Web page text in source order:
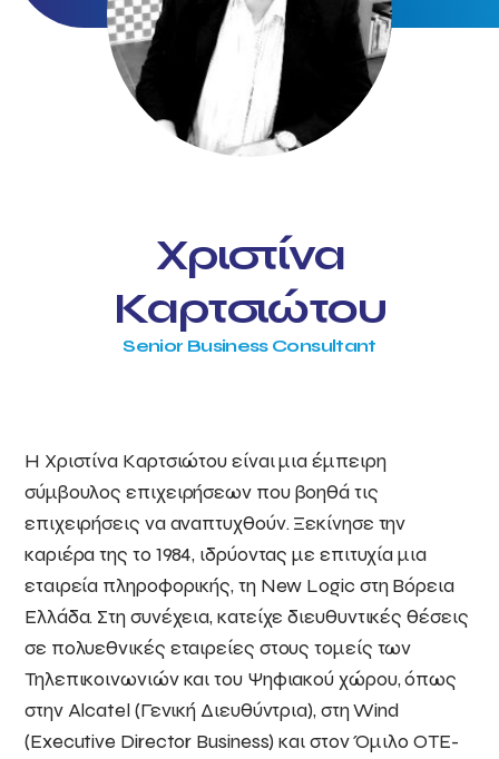
Χριστίνα
Καρτσιώτου
Senior Business Consultant
Η Χριστίνα Καρτσιώτου είναι μια έμπειρη
σύμβουλος επιχειρήσεων που βοηθά τις
επιχειρήσεις να αναπτυχθούν. Ξεκίνησε την
καριέρα της το 1984, ιδρύοντας με επιτυχία μια
εταιρεία πληροφορικής, τη New Logic στη Βόρεια
Ελλάδα. Στη συνέχεια, κατείχε διευθυντικές θέσεις
σε πολυεθνικές εταιρείες στους τομείς των
Τηλεπικοινωνιών και του Ψηφιακού χώρου, όπως
στην Alcatel (Γενική Διευθύντρια), στη Wind
(Executive Director Business) και στον Όμιλο ΟΤΕ-